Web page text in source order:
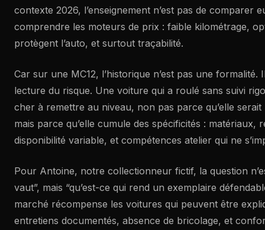
contexte 2026, l’enseignement n’est pas de comparer
comprendre les moteurs de prix : faible kilométrage,
protègent l’auto, et surtout traçabilité.
Car sur une MC12, l’historique n’est pas une formalité.
lecture du risque. Une voiture qui a roulé sans suivi
cher à remettre au niveau, non pas parce qu’elle serait
mais parce qu’elle cumule des spécificités : matériaux,
disponibilité variable, et compétences atelier qui ne
Pour Antoine, notre collectionneur fictif, la question
vaut”, mais “qu’est-ce qui rend un exemplaire
marché récompense les voitures qui peuvent être
entretiens documentés, absence de bricolage, et